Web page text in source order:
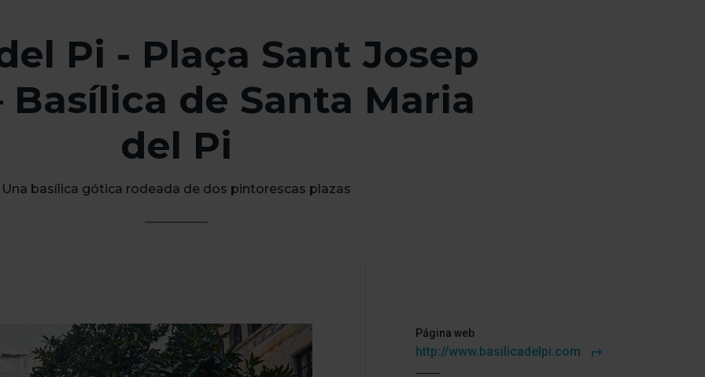
Pi - Plaça Sant Josep
Basílica de Santa Maria
del Pi
Una basílica gótica rodeada de dos pintorescas plazas
Página web
http://www.basilicadelpi.com